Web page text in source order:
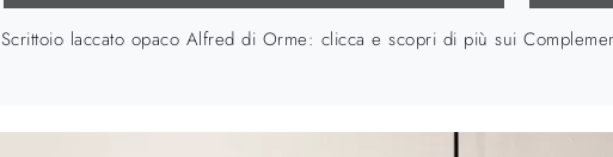
Scrittoio laccato opaco Alfred di Orme: clicca e scopri di più sui